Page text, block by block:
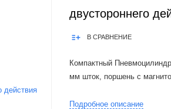
двустороннего
В СРАВНЕНИЕ
Компактный
мм шток, поршень с
Product Features:1.In
Подробное описание